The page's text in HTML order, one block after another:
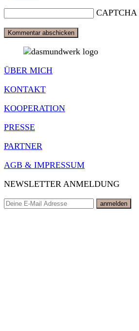
CAPTCHA
ÜBER MICH
KONTAKT
KOOPERATION
PRESSE
PARTNER
AGB & IMPRESSUM
NEWSLETTER ANMELDUNG